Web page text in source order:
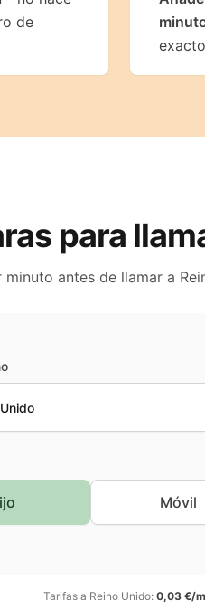
de
para
antes de llamar a
Móvil
Tarifas a Reino Unido: 0,03 €/